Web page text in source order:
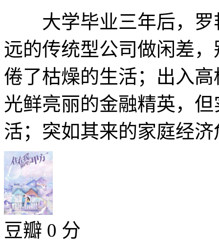
大学毕业三年后，罗
远的传统型公司做闲差
倦了枯燥的生活；出入
光鲜亮丽的金融精英，
活；突如其来的家庭经
豆瓣 0 分